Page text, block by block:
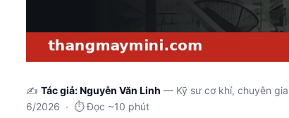
✍️ Tác giả: Nguyễn Văn Linh — Kỹ sư cơ khí, chuyên
6/2026 · ⏱️ Đọc ~10 phút